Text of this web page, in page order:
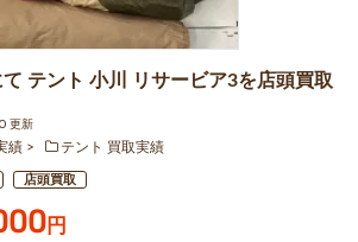
テント 小川 リサービア3を店頭買取
更新
績
テント 買取実績
店頭買取
円